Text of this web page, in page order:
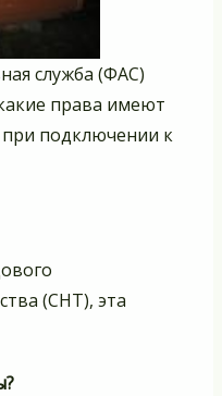
служба (ФАС)
права имеют
подключении к
(СНТ), эта